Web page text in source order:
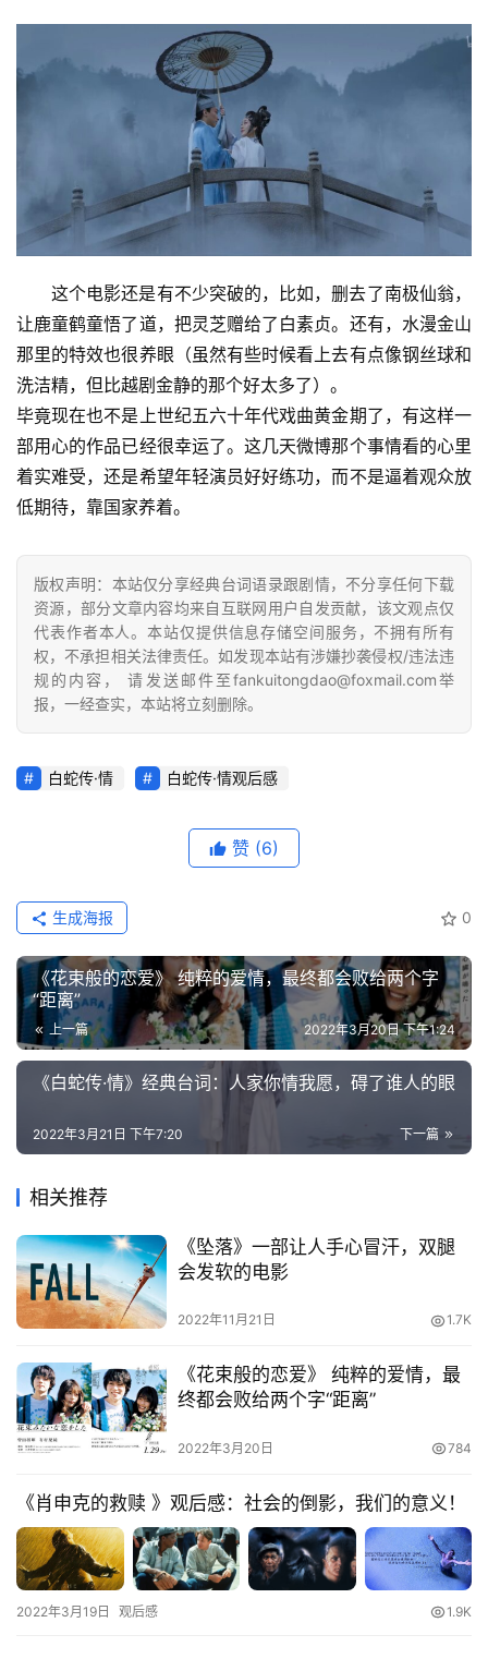
这个电影还是有不少突破的，比如，删去了南极仙翁，
让鹿童鹤童悟了道，把灵芝赠给了白素贞。还有，水漫金山
那里的特效也很养眼（虽然有些时候看上去有点像钢丝球和
洗洁精，但比越剧金静的那个好太多了）。
毕竟现在也不是上世纪五六十年代戏曲黄金期了，有这样一
部用心的作品已经很幸运了。这几天微博那个事情看的心里
着实难受，还是希望年轻演员好好练功，而不是逼着观众放
低期待，靠国家养着。
版权声明：本站仅分享经典台词语录跟剧情，不分享任何下载
资源，部分文章内容均来自互联网用户自发贡献，该文观点仅
代表作者本人。本站仅提供信息存储空间服务，不拥有所有
权，不承担相关法律责任。如发现本站有涉嫌抄袭侵权/违法违
规的内容， 请发送邮件至fankuitongdao@foxmail.com举
报，一经查实，本站将立刻删除。
白蛇传·情 白蛇传·情观后感
赞 (6)
0
生成海报
《花束般的恋爱》 纯粹的爱情，最终都会败给两个字
“距离”
上一篇 2022年3月20日 下午1:24
《白蛇传·情》经典台词：人家你情我愿，碍了谁人的眼
下一篇
2022年3月21日 下午7:20
相关推荐
《坠落》一部让人手心冒汗，双腿
会发软的电影
2022年11月21日 1.7K
《花束般的恋爱》 纯粹的爱情，最
终都会败给两个字“距离”
2022年3月20日 784
《肖申克的救赎 》观后感：社会的倒影，我们的意义！
2022年3月19日 观后感 1.9K